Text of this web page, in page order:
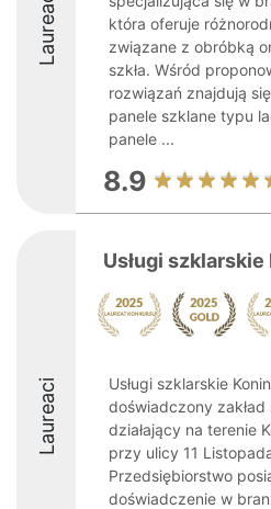
Laureaci
która oferuje
związane z obróbką
szkła. Wśród
rozwiązań znajdują
panele szklane typu
panele ...
8.9
Laureaci
Usługi szklarskie
Usługi szklarskie
doświadczony zakład
działający na terenie
przy ulicy 11
Przedsiębiorstwo
doświadczenie w